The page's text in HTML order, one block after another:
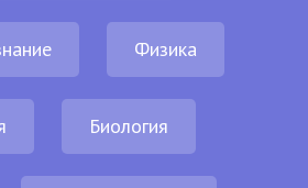
Физика
Биология